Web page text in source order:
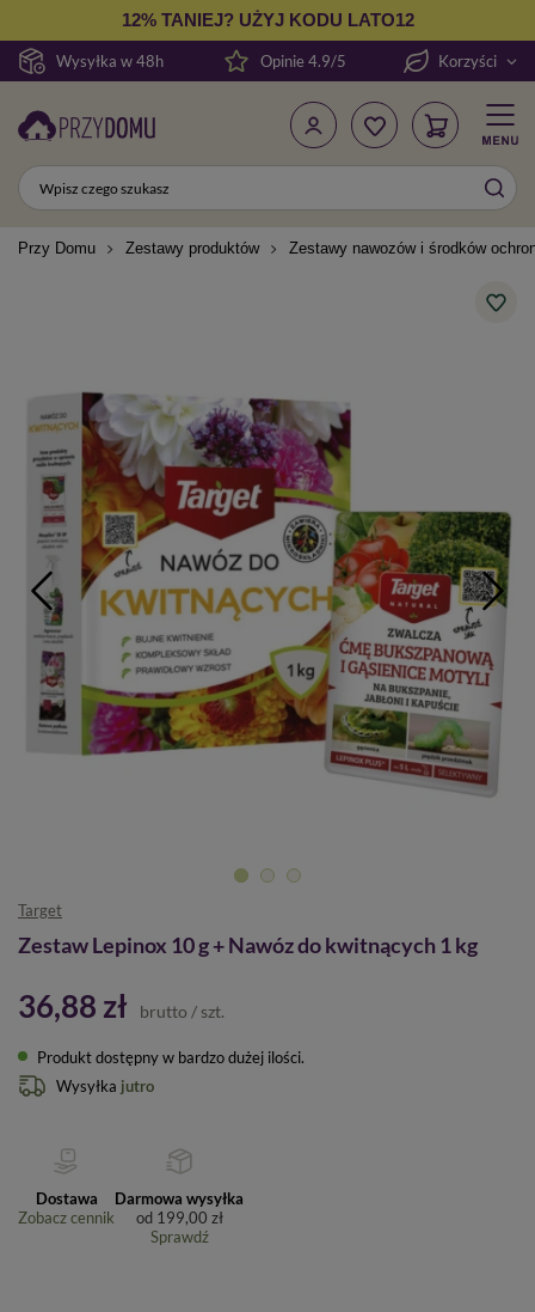
Wysyłka w 48h
12% TANIEJ? UŻYJ KODU LATO12
Opinie 4.9/5 Korzyści
Przy Domu Zestawy produktów Zestawy nawozów i środków
Target
Zestaw Lepinox 10 g + Nawóz do kwitnących 1 kg
36,88 zł brutto / szt.
Produkt dostępny w bardzo dużej ilości
Wysyłka jutro
Dostawa
Zobacz cennik
Darmowa wysyłka
od 199,00 zł
Sprawdź